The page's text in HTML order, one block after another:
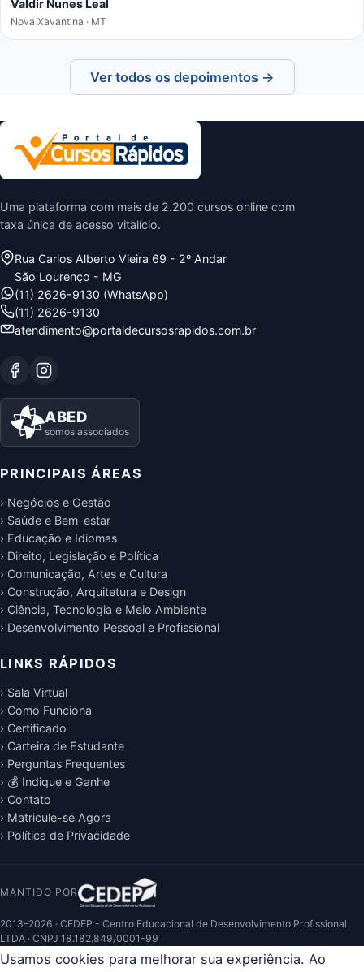
Valdir Nunes Leal
Nova Xavantina · MT
Ver todos os depoimentos →
Uma plataforma com mais de 2.200 cursos online com
taxa única de acesso vitalício.
Rua Carlos Alberto Vieira 69 - 2º Andar
São Lourenço - MG
(11) 2626-9130 (WhatsApp)
(11) 2626-9130
atendimento@portaldecursosrapidos.com.br
ABED
somos associados
PRINCIPAIS ÁREAS
› Negócios e Gestão
› Saúde e Bem-estar
› Educação e Idiomas
› Direito, Legislação e Política
› Comunicação, Artes e Cultura
› Construção, Arquitetura e Design
› Ciência, Tecnologia e Meio Ambiente
› Desenvolvimento Pessoal e Profissional
LINKS RÁPIDOS
› Sala Virtual
› Como Funciona
› Certificado
› Carteira de Estudante
› Perguntas Frequentes
› 💰 Indique e Ganhe
› Contato
› Matricule-se Agora
› Política de Privacidade
MANTIDO POR
2013–2026 · CEDEP - Centro Educacional de Desenvolvimento Profissional
LTDA · CNPJ 18.182.849/0001-99
Usamos cookies para melhorar sua experiência. Ao